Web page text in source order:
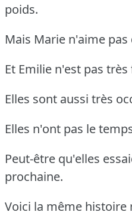
poids.
Mais Marie n'aime pas
Et Emilie n'est pas
Elles sont aussi très
Elles n'ont pas le
Peut-être qu'elles
prochaine.
Voici la même